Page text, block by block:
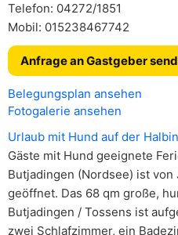
Telefon: 04272/1851
Mobil: 015238467742
Anfrage an Gastgeber
Belegungsplan ansehen
Fotogalerie ansehen
Urlaub mit Hund auf der
Gäste mit Hund geeignete
Butjadingen (Nordsee) ist
geöffnet. Das 68 qm große,
Butjadingen / Tossens ist
zwei Schlafzimmer, ein